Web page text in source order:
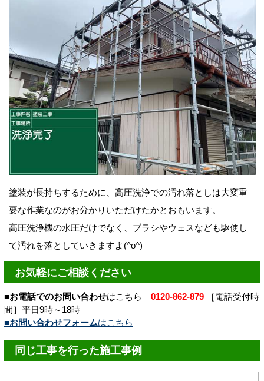
塗装が長持ちするために、高圧洗浄での汚れ落としは大変重
要な作業なのがお分かりいただけたかとおもいます。
高圧洗浄機の水圧だけでなく、ブラシやウェスなども駆使し
て汚れを落としていきますよ(^o^)
お気軽にご相談ください
■お電話でのお問い合わせはこちら 0120-862-879 ［電話受付時
間］平日9時～18時
■お問い合わせフォームはこちら
同じ工事を行った施工事例